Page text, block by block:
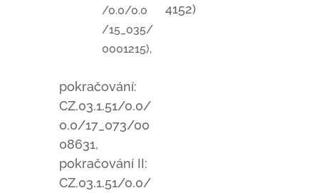
/0.0/0.0
/15_035/
0001215),
pokračování:
CZ.03.1.51/0.0/
0.0/17_073/00
08631,
pokračování II:
CZ.03.1.51/0.0/
4152)